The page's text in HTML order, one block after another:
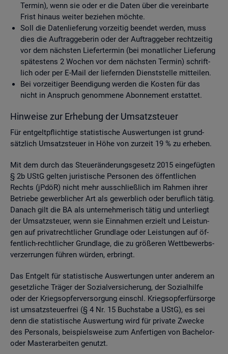
Ter­min), wenn sie oder er die Daten über die ver­ein­bar­te
Frist hin­aus wei­ter be­zie­hen möch­te.
Soll die Da­ten­lie­fe­rung vor­zei­tig be­en­det wer­den, muss
dies die Auf­trag­ge­be­rin oder der Auf­trag­ge­ber recht­zei­tig
vor dem nächs­ten Lie­fer­ter­min (bei mo­nat­li­cher Lie­fe­rung
spä­tes­tens 2 Wo­chen vor dem nächs­ten Ter­min) schrift­
lich oder per E-Mail der lie­fern­den Dienst­stel­le mit­tei­len.
Bei vor­zei­ti­ger Be­en­di­gung wer­den die Kos­ten für das
nicht in An­spruch ge­nom­me­ne Abon­ne­ment er­stat­tet.
Hin­wei­se zur Er­he­bung der Um­satz­steu­er
Für ent­gelt­pflich­ti­ge sta­tis­ti­sche Aus­wer­tun­gen ist grund­
sätz­lich Um­satz­steu­er in Höhe von zur­zeit 19 % zu er­he­ben.
Mit dem durch das Steu­er­än­de­rungs­ge­setz 2015 ein­ge­füg­ten
§ 2b UStG gel­ten ju­ris­ti­sche Per­so­nen des öf­fent­li­chen
Rechts (jPdöR) nicht mehr aus­schlie­ß­lich im Rah­men ihrer
Be­trie­be ge­werb­li­cher Art als ge­werb­lich oder be­ruf­lich tätig.
Da­nach gilt die BA als un­ter­neh­me­risch tätig und un­ter­liegt
der Um­satz­steu­er, wenn sie Ein­nah­men er­zielt und Leis­tun­
gen auf pri­vat­recht­li­cher Grund­la­ge oder Leis­tun­gen auf öf­
fent­lich-recht­li­cher Grund­la­ge, die zu grö­ße­ren Wett­be­werbs­
ver­zer­run­gen füh­ren wür­den, er­bringt.
Das Ent­gelt für sta­tis­ti­sche Aus­wer­tun­gen unter an­de­rem an
ge­setz­li­che Trä­ger der So­zi­al­ver­si­che­rung, der So­zi­al­hil­fe
oder der Kriegs­op­fer­ver­sor­gung einschl. Kriegs­op­fer­für­sor­ge
ist um­satz­steu­er­frei (§ 4 Nr. 15 Buch­sta­be a UStG), es sei
denn die sta­tis­ti­sche Aus­wer­tung wird für pri­va­te Zwe­cke
des Per­so­nals, bei­spiels­wei­se zum An­fer­ti­gen von Ba­che­lor-
oder Mas­ter­ar­bei­ten ge­nutzt.